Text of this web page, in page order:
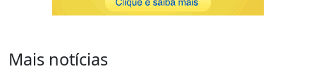
Mais notícias